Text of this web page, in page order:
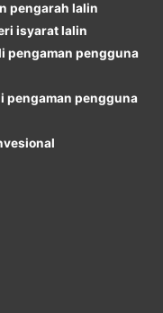
pengarah lalin
isyarat lalin
pengaman pengguna
pengaman pengguna